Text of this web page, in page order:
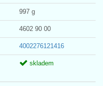
997 g
4602 90 00
4002276121416
skladem